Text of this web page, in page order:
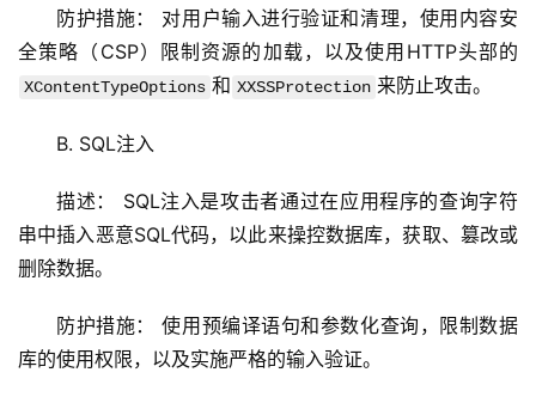
站
运
安
全
i
防护措施： 对用户输入进行验证和清理，使用内容安
全策略（CSP）限制资源的加载，以及使用HTTP头部的
XContentTypeOptions 和 XXSSProtection 来防止攻击。
B. SQL注入
描述： SQL注入是攻击者通过在应用程序的查询字符
串中插入恶意SQL代码，以此来操控数据库，获取、篡改或
删除数据。
防护措施： 使用预编译语句和参数化查询，限制数据
库的使用权限，以及实施严格的输入验证。